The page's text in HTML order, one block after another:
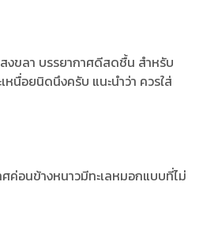
งขลา บรรยากาศดีสดชื้น สำหรับ
หนื่อยนิดนึงครับ แนะนำว่า ควรใส่
ค่อนข้างหนาวมีทะเลหมอกแบบที่ไม่